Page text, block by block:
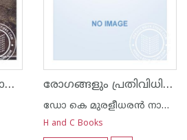
ശലഭച്ചിറകുകള്‍ കൊഴിയുന്ന ചരിത്രശിശിരത്തില്‍ രോഗങ്ങളും പ്രതിവിധികളും
ഡോ കെ മുരളീധരന്‍ നായര്‍ വെള്ളയമ്പലം
H and C Books